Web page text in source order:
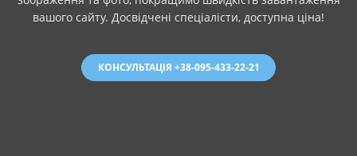
вашого сайту. Досвідчені спеціалісти, доступна ціна!
КОНСУЛЬТАЦІЯ +38-095-433-22-21